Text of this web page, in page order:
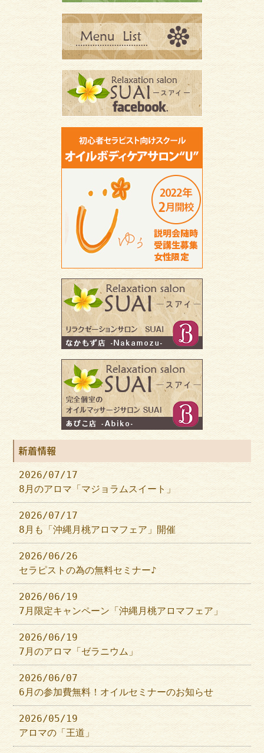
新着情報
2026/07/17
8月のアロマ「マジョラムスイート」
2026/07/17
8月も「沖縄月桃アロマフェア」開催
2026/06/26
セラピストの為の無料セミナー♪
2026/06/19
7月限定キャンペーン「沖縄月桃アロマフェア」
2026/06/19
7月のアロマ「ゼラニウム」
2026/06/07
6月の参加費無料！オイルセミナーのお知らせ
2026/05/19
アロマの「王道」